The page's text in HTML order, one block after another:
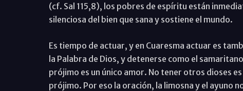
(cf. Sal 115,8), los pobres de espíritu están
silenciosa del bien que sana y sostiene el mundo.
Es tiempo de actuar, y en Cuaresma actuar es
la Palabra de Dios, y detenerse como el
prójimo es un único amor. No tener otros dioses
prójimo. Por eso la oración, la limosna y el ayuno